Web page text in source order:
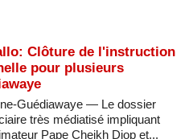
Clôture de l'instruction
pour plusieurs
Guédiawaye — Le dossier
très médiatisé impliquant
Pape Cheikh Diop et...